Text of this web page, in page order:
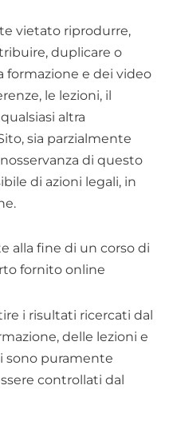
vietato riprodurre,
duplicare o
e dei video
le lezioni, il
altra
sia parzialmente
di questo
di azioni legali, in
alla fine di un corso di
fornito online
i risultati ricercati dal
delle lezioni e
sono puramente
controllati dal